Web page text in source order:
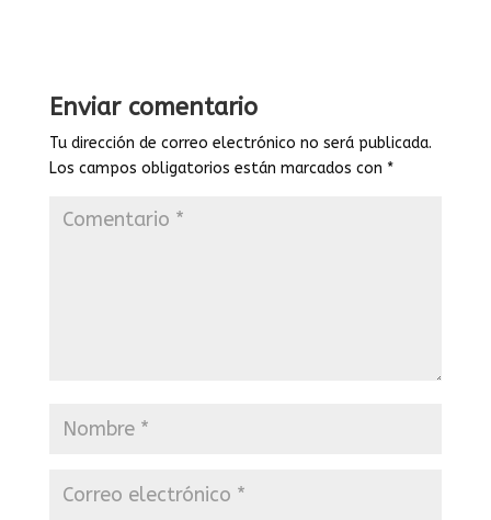
Enviar comentario
Tu dirección de correo electrónico no será publicada.
Los campos obligatorios están marcados con *